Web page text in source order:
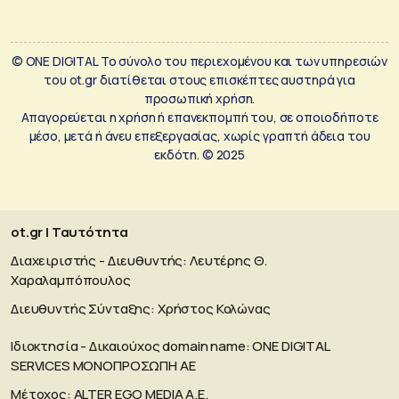
© ONE DIGITAL Το σύνολο του περιεχομένου και των υπηρεσιών
του ot.gr διατίθεται στους επισκέπτες αυστηρά για
προσωπική χρήση.
Απαγορεύεται η χρήση ή επανεκπομπή του, σε οποιοδήποτε
μέσο, μετά ή άνευ επεξεργασίας, χωρίς γραπτή άδεια του
εκδότη. © 2025
ot.gr | Ταυτότητα
Διαχειριστής - Διευθυντής: Λευτέρης Θ.
Χαραλαμπόπουλος
Διευθυντής Σύνταξης: Χρήστος Κολώνας
Ιδιοκτησία - Δικαιούχος domain name: ΟΝΕ DIGITAL
SERVICES MONOΠΡΟΣΩΠΗ ΑΕ
Μέτοχος: ALTER EGO MEDIA A.E.